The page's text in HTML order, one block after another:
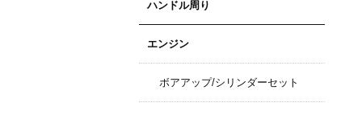
ハンドル周り
エンジン
ボアアップ/シリンダーセット